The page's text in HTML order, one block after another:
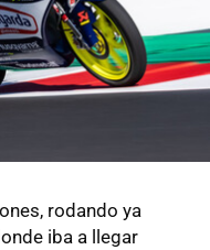
rodando ya
iba a llegar